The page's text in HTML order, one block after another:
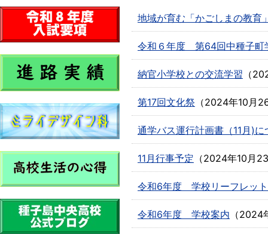
地域が育む「かごしまの教育
令和６年度 第64回中種子町
納官小学校との交流学習 （
第17回文化祭 （2024年10月
通学バス運行計画書（11月)に
11月行事予定 （2024年10月
令和6年度 学校リーフレット
令和6年度 学校案内 （2024